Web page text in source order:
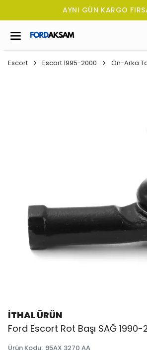
AYNI GÜN KARGO
Escort Escort 1995-2000 Ön-Arka
İTHAL ÜRÜN
Ford Escort Rot Başı SAĞ 1990-
Ürün Kodu: 95AX 3270 AA